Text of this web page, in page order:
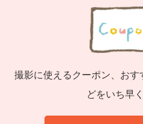
撮影に使えるクーポン、お
どをいち早